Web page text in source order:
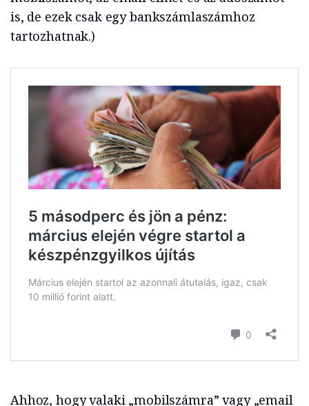
is, de ezek csak egy bankszámlaszámhoz
tartozhatnak.)
Ahhoz, hogy valaki „mobilszámra” vagy „email